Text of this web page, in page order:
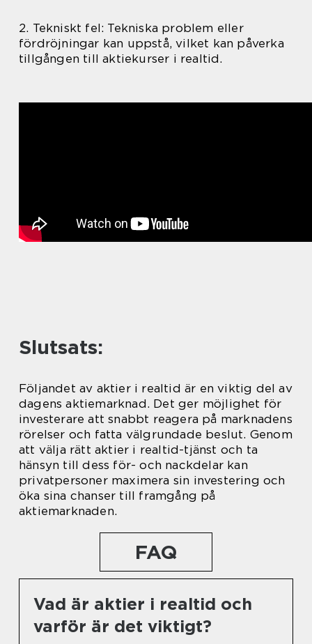
2. Tekniskt fel: Tekniska problem eller
fördröjningar kan uppstå, vilket kan påverka
tillgången till aktiekurser i realtid.
Slutsats:
Följandet av aktier i realtid är en viktig del av
dagens aktiemarknad. Det ger möjlighet för
investerare att snabbt reagera på marknadens
rörelser och fatta välgrundade beslut. Genom
att välja rätt aktier i realtid-tjänst och ta
hänsyn till dess för- och nackdelar kan
privatpersoner maximera sin investering och
öka sina chanser till framgång på
aktiemarknaden.
FAQ
Vad är aktier i realtid och
varför är det viktigt?